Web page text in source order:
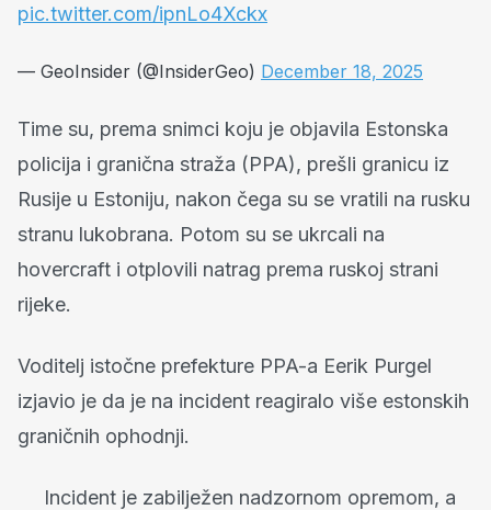
pic.twitter.com/ipnLo4Xckx
— GeoInsider (@InsiderGeo) December 18, 2025
Time su, prema snimci koju je objavila Estonska
policija i granična straža (PPA), prešli granicu iz
Rusije u Estoniju, nakon čega su se vratili na rusku
stranu lukobrana. Potom su se ukrcali na
hovercraft i otplovili natrag prema ruskoj strani
rijeke.
Voditelj istočne prefekture PPA-a Eerik Purgel
izjavio je da je na incident reagiralo više estonskih
graničnih ophodnji.
Incident je zabilježen nadzornom opremom, a